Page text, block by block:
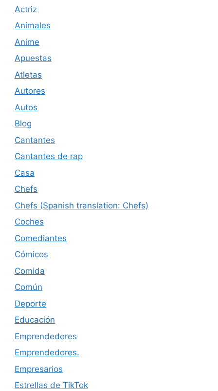
Actriz
Animales
Anime
Apuestas
Atletas
Autores
Autos
Blog
Cantantes
Cantantes de rap
Casa
Chefs
Chefs (Spanish translation: Chefs)
Coches
Comediantes
Cómicos
Comida
Común
Deporte
Educación
Emprendedores
Emprendedores.
Empresarios
Estrellas de TikTok